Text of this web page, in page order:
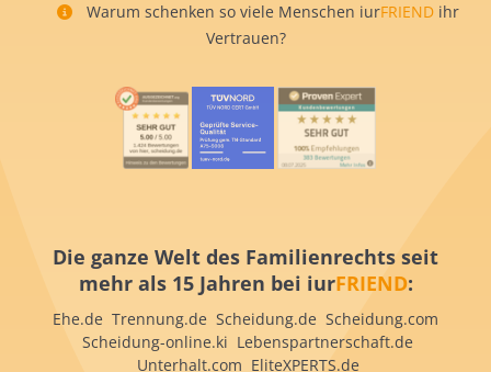
Warum schenken so viele Menschen iurFRIEND ihr
Vertrauen?
Die ganze Welt des Familienrechts seit
mehr als 15 Jahren bei iurFRIEND:
Ehe.de Trennung.de Scheidung.de Scheidung.com
Scheidung-online.ki Lebenspartnerschaft.de
Unterhalt.com EliteXPERTS.de